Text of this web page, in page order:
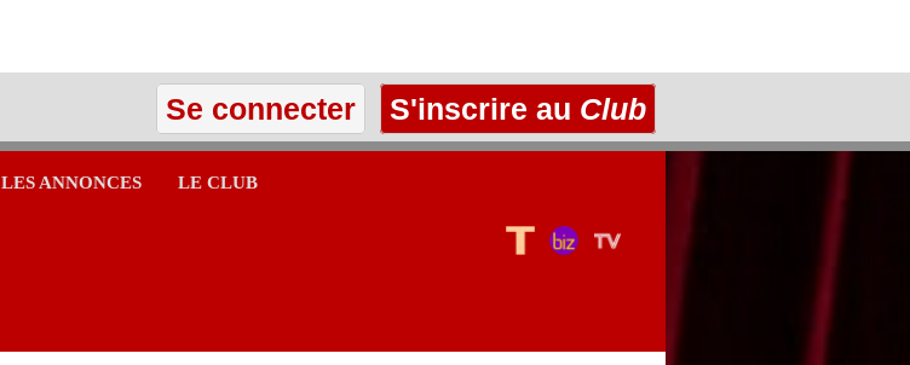
Se connecter S'inscrire au Club
LES ANNONCES LE CLUB